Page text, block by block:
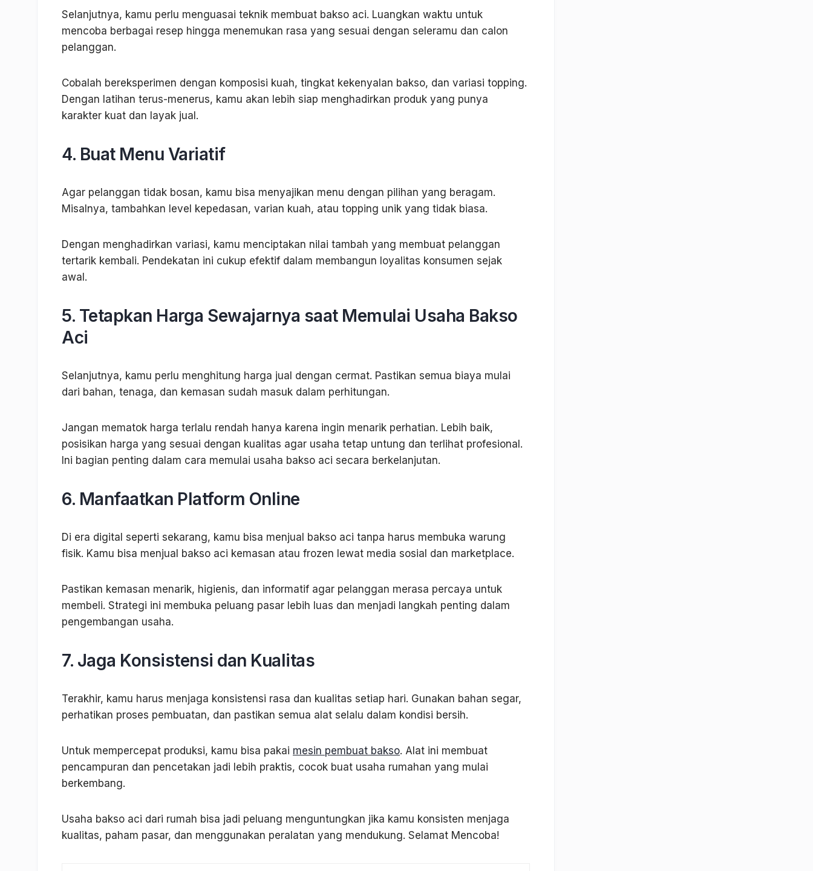
Selanjutnya, kamu perlu menguasai teknik membuat bakso aci. Luangkan waktu untuk
mencoba berbagai resep hingga menemukan rasa yang sesuai dengan seleramu dan calon
pelanggan.
Cobalah bereksperimen dengan komposisi kuah, tingkat kekenyalan bakso, dan variasi topping.
Dengan latihan terus-menerus, kamu akan lebih siap menghadirkan produk yang punya
karakter kuat dan layak jual.
4. Buat Menu Variatif
Agar pelanggan tidak bosan, kamu bisa menyajikan menu dengan pilihan yang beragam.
Misalnya, tambahkan level kepedasan, varian kuah, atau topping unik yang tidak biasa.
Dengan menghadirkan variasi, kamu menciptakan nilai tambah yang membuat pelanggan
tertarik kembali. Pendekatan ini cukup efektif dalam membangun loyalitas konsumen sejak
awal.
5. Tetapkan Harga Sewajarnya saat Memulai Usaha Bakso
Aci
Selanjutnya, kamu perlu menghitung harga jual dengan cermat. Pastikan semua biaya mulai
dari bahan, tenaga, dan kemasan sudah masuk dalam perhitungan.
Jangan mematok harga terlalu rendah hanya karena ingin menarik perhatian. Lebih baik,
posisikan harga yang sesuai dengan kualitas agar usaha tetap untung dan terlihat profesional.
Ini bagian penting dalam cara memulai usaha bakso aci secara berkelanjutan.
6. Manfaatkan Platform Online
Di era digital seperti sekarang, kamu bisa menjual bakso aci tanpa harus membuka warung
fisik. Kamu bisa menjual bakso aci kemasan atau frozen lewat media sosial dan marketplace.
Pastikan kemasan menarik, higienis, dan informatif agar pelanggan merasa percaya untuk
membeli. Strategi ini membuka peluang pasar lebih luas dan menjadi langkah penting dalam
pengembangan usaha.
7. Jaga Konsistensi dan Kualitas
Terakhir, kamu harus menjaga konsistensi rasa dan kualitas setiap hari. Gunakan bahan segar,
perhatikan proses pembuatan, dan pastikan semua alat selalu dalam kondisi bersih.
Untuk mempercepat produksi, kamu bisa pakai mesin pembuat bakso. Alat ini membuat
pencampuran dan pencetakan jadi lebih praktis, cocok buat usaha rumahan yang mulai
berkembang.
Usaha bakso aci dari rumah bisa jadi peluang menguntungkan jika kamu konsisten menjaga
kualitas, paham pasar, dan menggunakan peralatan yang mendukung. Selamat Mencoba!